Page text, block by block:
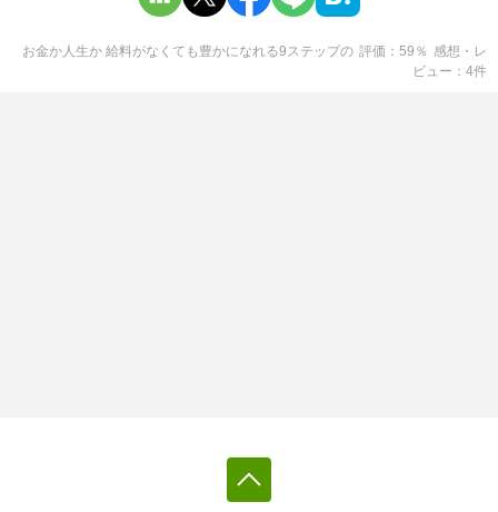
お金か人生か 給料がなくても豊かになれる9ステップの 評価 59 ％ 感想・レ
ビュー
4件